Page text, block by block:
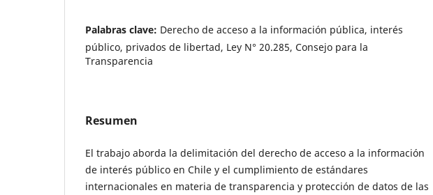
Palabras clave: Derecho de acceso a la información pública, interés
público, privados de libertad, Ley N° 20.285, Consejo para la
Transparencia
Resumen
El trabajo aborda la delimitación del derecho de acceso a la información
de interés público en Chile y el cumplimiento de estándares
internacionales en materia de transparencia y protección de datos de las